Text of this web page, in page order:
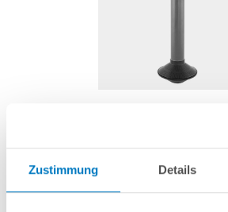
Zustimmung Details
Standrohr mit Filtertopf für Ø
Artikel-Nr.: 290284